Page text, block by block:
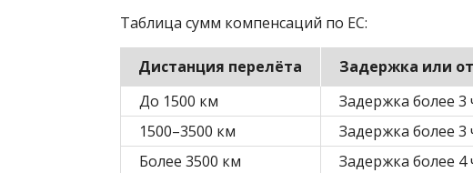
Таблица сумм компенсаций по ЕС:
Дистанция перелёта Задержка или
До 1500 км
Задержка более 3
1500–3500 км
Задержка более 3
Более 3500 км
Задержка более 4